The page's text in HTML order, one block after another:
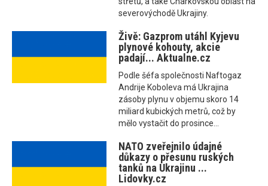
severovýchodě Ukrajiny.
Živě: Gazprom utáhl Kyjevu
plynové kohouty, akcie
padají... Aktualne.cz
Podle šéfa společnosti Naftogaz
Andrije Koboleva má Ukrajina
zásoby plynu v objemu skoro 14
miliard kubických metrů, což by
mělo vystačit do prosince...
NATO zveřejnilo údajné
důkazy o přesunu ruských
tanků na Ukrajinu ...
Lidovky.cz